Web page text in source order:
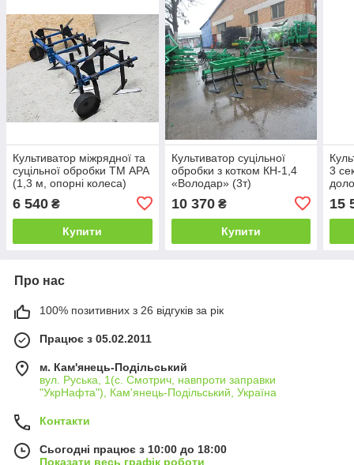
Культиватор міжрядної та
суцільної обробки ТМ АРА
(1,3 м, опорні колеса)
6 540 ₴
Купити
Культиватор суцільної
обробки з котком КН-1,4
«Володар» (3т)
10 370₴
Купити
3
15
Про нас
100% позитивних з 26 відгуків за рік
Працює з 05.02.2011
м. Кам'янець-Подільський
вул. Руська, 1(с. Смотрич, навпроти заправки
"УкрНафта"), Кам'янець-Подільський, Україна
Контакти
Сьогодні працює з 10:00 до 18:00
Показати весь графік роботи